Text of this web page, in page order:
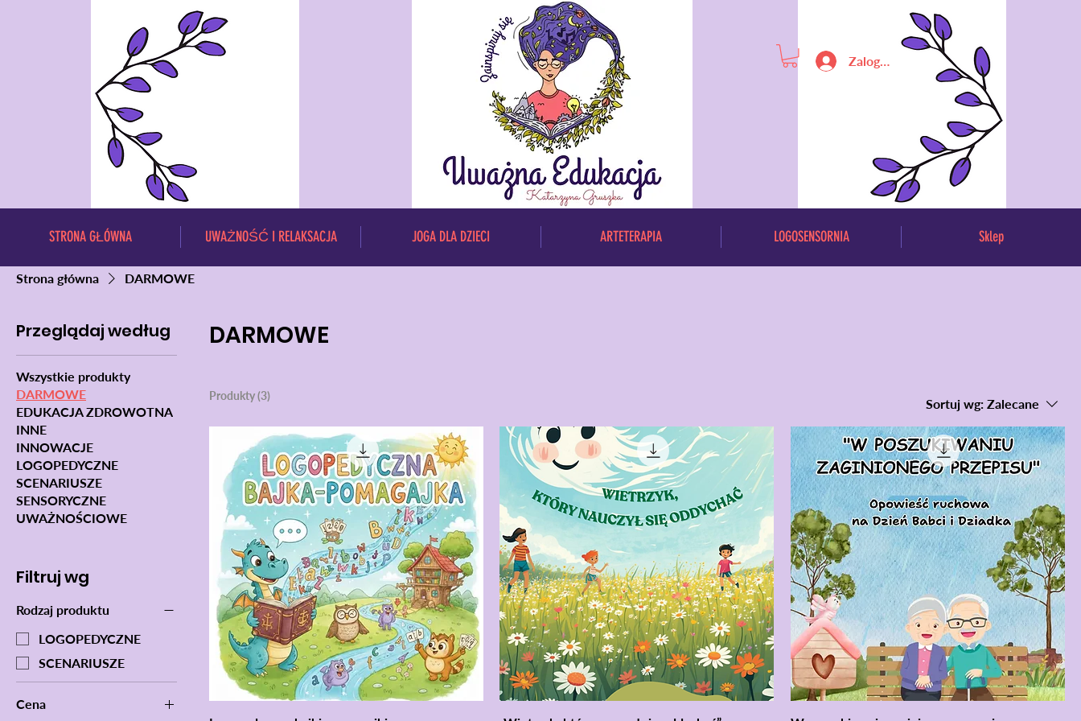
Zaloguj się
Strona główna DARMOWE
Przeglądaj według
Wszystkie produkty
DARMOWE
EDUKACJA ZDROWOTNA
INNE
INNOWACJE
LOGOPEDYCZNE
SCENARIUSZE
SENSORYCZNE
UWAŻNOŚCIOWE
Filtruj wg
Rodzaj produktu
LOGOPEDYCZNE
SCENARIUSZE
Cena
DARMOWE
Produkty (3)
Sortuj wg: Zalecane
STRONA GŁÓWNA UWAŻNOŚĆ I RELAKSACJA JOGA DLA DZIECI ARTETERAPIA LOGOSENSORNIA Sklep